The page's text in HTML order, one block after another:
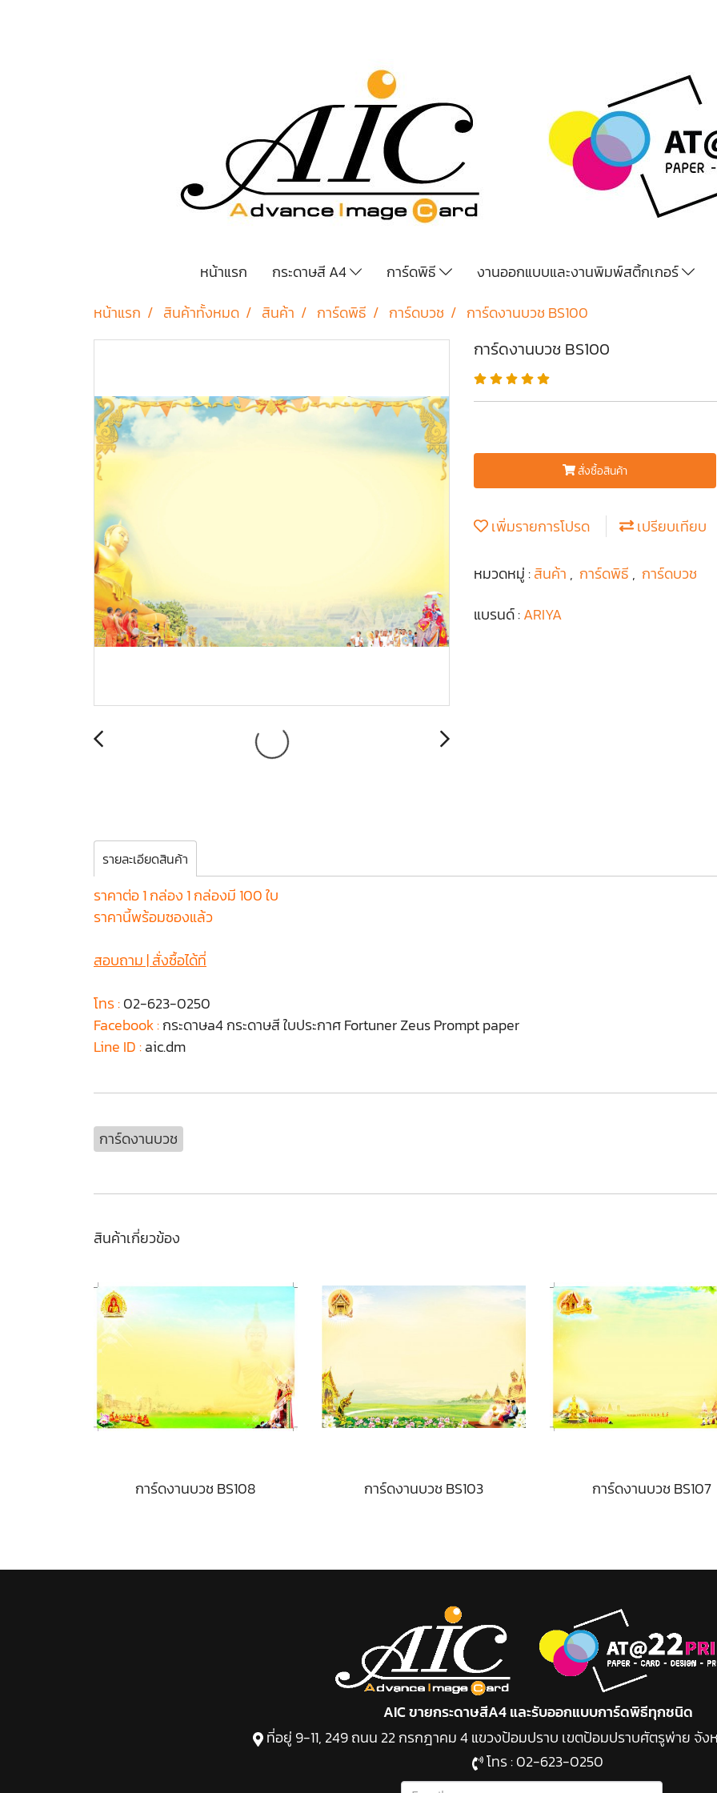
หน้าแรก กระดาษสี A4 การ์ดพิธี งานออกแบบและงานพิมพ์สติ้กเกอร์
หน้าแรก
สินค้าทั้งหมด สินค้า การ์ดพิธี การ์ดบวช การ์ดงานบวช BS100
การ์ดงานบวช BS100
สั่งซื้อสินค้า
เพิ่มรายการโปรด เปรียบเทียบ
หมวดหมู่ :สินค้า , การ์ดพิธี , การ์ดบวช
แบรนด์ :ARIYA
รายละเอียดสินค้า
ราคาต่อ 1 กล่อง 1 กล่องมี 100 ใบ
ราคานี้พร้อมซองแล้ว
สอบถาม | สั่งซื้อได้ที่
โทร :02-623-0250
Facebook :กระดาษa4 กระดาษสี ใบประกาศ Fortuner Zeus Prompt paper
Line ID :aic.dm
การ์ดงานบวช
สินค้าเกี่ยวข้อง
การ์ดงานบวช BS108 การ์ดงานบวช BS103 การ์ดงานบวช BS107
AIC ขายกระดาษสีA4 และรับออกแบบการ์ดพิธีทุกชนิด
ที่อยู่ 9-11, 249 ถนน 22 กรกฎาคม 4 แขวงป้อมปราบ เขตป้อมปราบศัตรูพ่าย จัง
โทร :02-623-0250